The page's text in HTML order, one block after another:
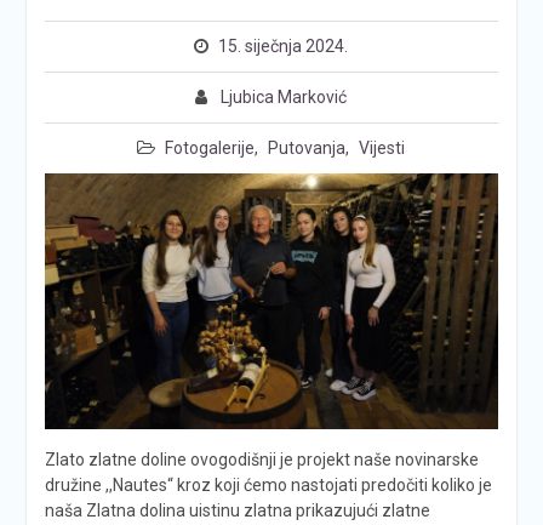
15. siječnja 2024.
Ljubica Marković
Fotogalerije, Putovanja, Vijesti
Zlato zlatne doline ovogodišnji je projekt naše novinarske
družine ,,Nautes“ kroz koji ćemo nastojati predočiti koliko je
naša Zlatna dolina uistinu zlatna prikazujući zlatne